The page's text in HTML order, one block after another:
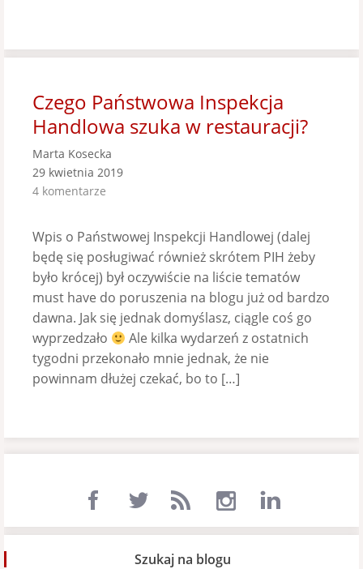
Czego Państwowa Inspekcja
Handlowa szuka w restauracji?
Marta Kosecka
29 kwietnia 2019
4 komentarze
Wpis o Państwowej Inspekcji Handlowej (dalej
będę się posługiwać również skrótem PIH żeby
było krócej) był oczywiście na liście tematów
must have do poruszenia na blogu już od bardzo
dawna. Jak się jednak domyślasz, ciągle coś go
wyprzedzało
Ale kilka wydarzeń z ostatnich
tygodni przekonało mnie jednak, że nie
powinnam dłużej czekać, bo to […]
Szukaj na blogu